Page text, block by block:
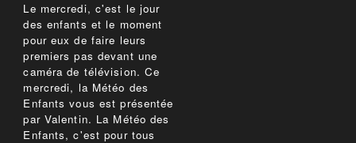
Le mercredi, c'est le jour
des enfants et le moment
pour eux de faire leurs
premiers pas devant une
caméra de télévision. Ce
mercredi, la Météo des
Enfants vous est présentée
par Valentin. La Météo des
Enfants, c'est pour tous